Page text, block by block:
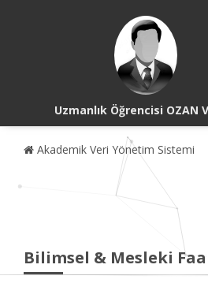
Uzmanlık Öğrencisi OZAN
Akademik Veri Yönetim Sistemi
Bilimsel & Mesleki